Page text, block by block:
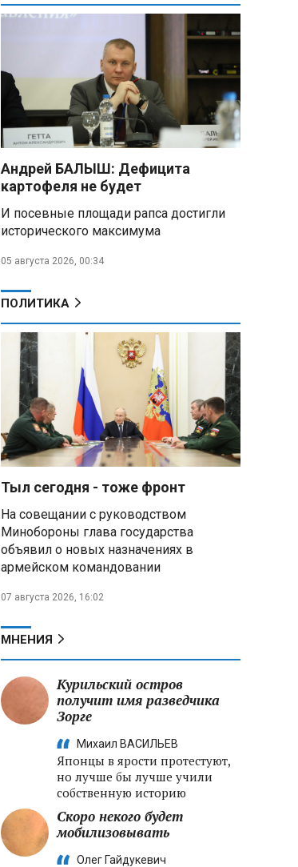
В Белгородской области при
новых атаках ВСУ пострадали
еще четыре человека
Александр Лукашенко о
работе Белкоопсоюза: «Если это
так, это жуть»
самых популярных зарубежных
городов у российских туристов
Минобороны РФ: при
освобождении Анискино ВСУ
военных сдалась в плен
Александр Лукашенко:
Россияне «услышали батьку» и
скупают пустующие дома в
белорусских деревнях
Алесандр Лукашенко назвал
работу сельской торговли
«неудовлетворительной» и
возмутился «просрочкой и
тухлятиной»
Владимир Путин обсудил с
меры по защите инфраструктуры
от терактов
Минобороны РФ: «Искандер»
ВСУ в Днепропетровской
e‑торговле, биржевому рынку и
ученым званиям
Андрей БАЛЫШ: Дефицита
картофеля не будет
И посевные площади рапса достигли
исторического максимума
05 августа 2026, 00:34
ПОЛИТИКА
Тыл сегодня - тоже фронт
На совещании с руководством
Минобороны глава государства
объявил о новых назначениях в
армейском командовании
07 августа 2026, 16:02
МНЕНИЯ
Курильский остров
получит имя разведчика
Зорге
Михаил ВАСИЛЬЕВ
Японцы в ярости протестуют,
но лучше бы лучше учили
собственную историю
Скоро некого будет
мобилизовывать
Олег Гайдукевич